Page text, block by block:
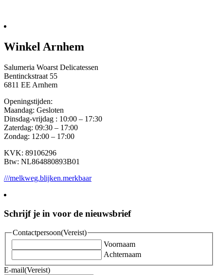
Winkel Arnhem
Salumeria Woarst Delicatessen
Bentinckstraat 55
6811 EE Arnhem
Openingstijden:
Maandag: Gesloten
Dinsdag-vrijdag : 10:00 – 17:30
Zaterdag: 09:30 – 17:00
Zondag: 12:00 – 17:00
KVK: 89106296
Btw: NL864880893B01
///melkweg.blijken.merkbaar
Schrijf je in voor de nieuwsbrief
Contactpersoon(Vereist)
Voornaam
Achternaam
E-mail(Vereist)